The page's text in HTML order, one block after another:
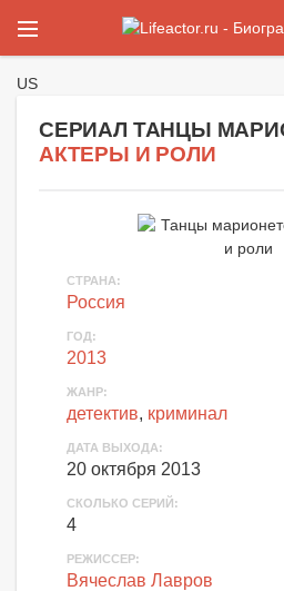
US
СЕРИАЛ ТАНЦЫ
АКТЕРЫ И РОЛИ
СТРАНА:
Россия
ГОД:
2013
ЖАНР:
детектив, криминал
ДАТА ВЫХОДА:
20 октября 2013
СКОЛЬКО СЕРИЙ:
4
РЕЖИССЕР:
Вячеслав Лавров